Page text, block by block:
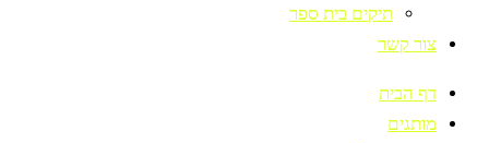
תיקים בית ספר
צור קשר
דף הבית
מותגים